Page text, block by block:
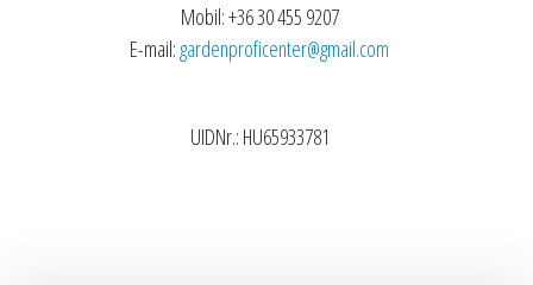
Mobil: +36 30 455 9207
E-mail:gardenproficenter@gmail.com
UIDNr.: HU65933781